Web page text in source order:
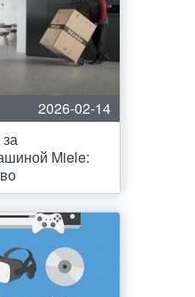
2026-02-14
Miele: